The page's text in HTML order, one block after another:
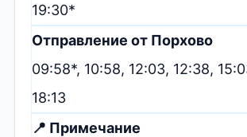
19:30*
Отправление от Порхово
09:58*, 10:58, 12:03, 12:38,
18:13
📍 Примечание